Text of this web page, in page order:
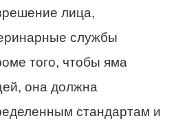
лица,
службы
того, чтобы яма
она должна
стандартам и